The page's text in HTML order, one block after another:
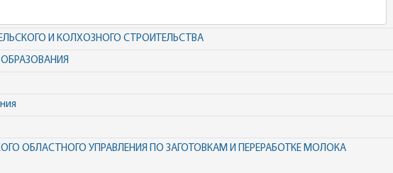
И КОЛХОЗНОГО СТРОИТЕЛЬСТВА
ОБЛАСТНОГО УПРАВЛЕНИЯ ПО ЗАГОТОВКАМ И ПЕРЕРАБОТКЕ МОЛОКА